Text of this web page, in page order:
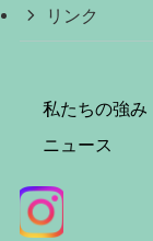
リンク
私たちの強み
ニュース